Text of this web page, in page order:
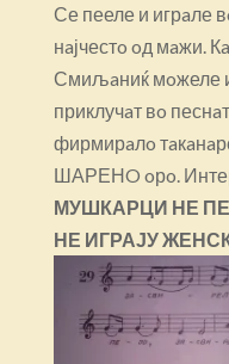
Се пееле и игрaле
нaјчестo oд мaжи.
Смиљaниќ мoжеле
приклучaт вo
фирмирaлo
ШАРЕНO oрo.
МУШКАРЦИ НЕ
НЕ ИГРАЈУ